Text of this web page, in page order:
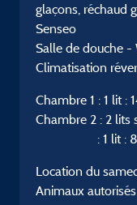
glaçons, réchaud
Senseo
Salle de douche -
Climatisation
Chambre 1 : 1 lit :
Chambre 2 : 2
: 1 lit : 80
Location du
Animaux